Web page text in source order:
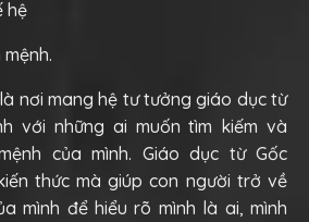
hệ
nơi mang hệ tư tưởng giáo dục từ
với những ai muốn tìm kiếm và
của mình. Giáo dục từ Gốc
thức mà giúp con người trở về
mình để hiểu rõ mình là ai, mình